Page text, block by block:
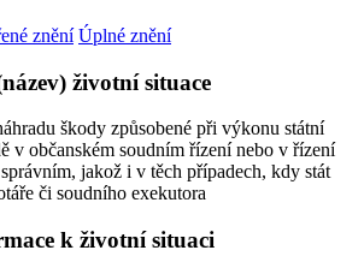
znění Úplné znění
životní situace
škody způsobené při výkonu státní
v občanském soudním řízení nebo v řízení
jakož i v těch případech, kdy stát
či soudního exekutora
k životní situaci